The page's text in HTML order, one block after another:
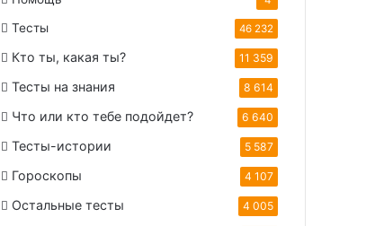
Тесты 46 232
Кто ты, какая ты? 11 359
Тесты на знания 8 614
Что или кто тебе подойдет? 6 640
Тесты-истории 5 587
Гороскопы 4 107
Остальные тесты 4 005